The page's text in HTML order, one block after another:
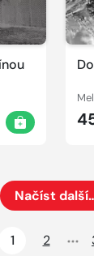
Načíst
1
2